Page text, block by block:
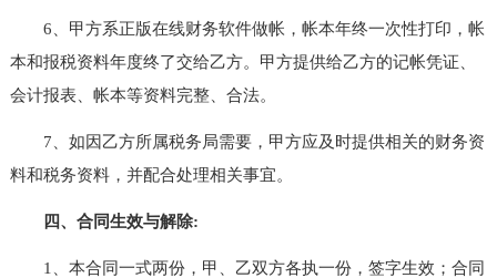
6、甲方系正版在线财务软件做帐，帐本年终一次性打印，帐
本和报税资料年度终了交给乙方。甲方提供给乙方的记帐凭证、
会计报表、帐本等资料完整、合法。
7、如因乙方所属税务局需要，甲方应及时提供相关的财务资
料和税务资料，并配合处理相关事宜。
四、合同生效与解除:
1、本合同一式两份，甲、乙双方各执一份，签字生效；合同